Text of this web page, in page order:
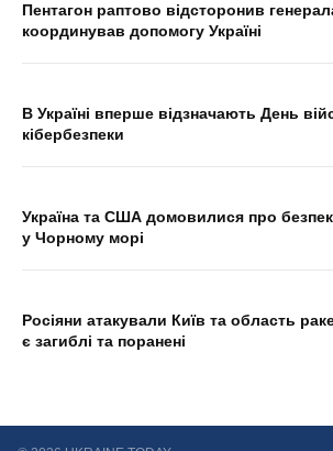
Пентагон раптово відсторонив
координував допомогу Україні
В Україні вперше відзначають День
кібербезпеки
Україна та США домовилися про
у Чорному морі
Росіяни атакували Київ та область
є загиблі та поранені